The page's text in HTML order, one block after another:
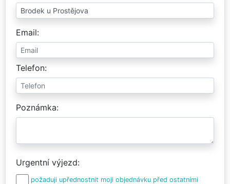
Email
Telefon
Poznámka
Urgentní výjezd
požaduji upřednostnit moji objednávku před ostatními